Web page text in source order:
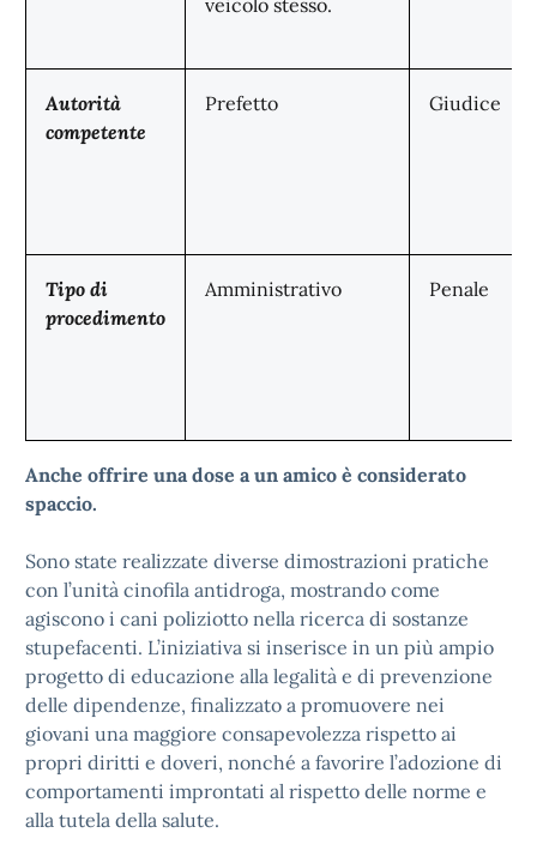
veicolo stesso.
Autorità
competente
Prefetto Giudice
Tipo di
procedimento
Amministrativo Penale
Anche offrire una dose a un amico è considerato
spaccio.
Sono state realizzate diverse dimostrazioni pratiche
con l’unità cinofila antidroga, mostrando come
agiscono i cani poliziotto nella ricerca di sostanze
stupefacenti. L’iniziativa si inserisce in un più ampio
progetto di educazione alla legalità e di prevenzione
delle dipendenze, finalizzato a promuovere nei
giovani una maggiore consapevolezza rispetto ai
propri diritti e doveri, nonché a favorire l’adozione di
comportamenti improntati al rispetto delle norme e
alla tutela della salute.